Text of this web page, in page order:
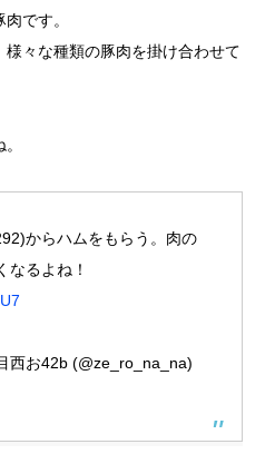
です。
様々な種類の豚肉を掛け合わせて
からハムをもらう。肉の
なるよね！
西お42b (@ze_ro_na_na)